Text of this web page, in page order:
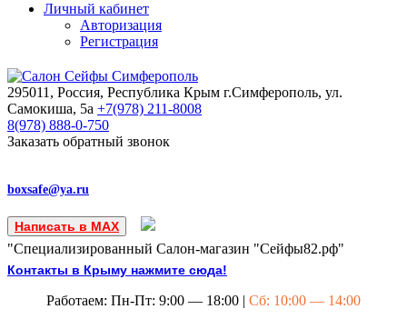
Личный кабинет
Авторизация
Регистрация
295011, Россия, Республика Крым г.Симферополь, ул.
Самокиша, 5а +7(978) 211-8008
8(978) 888-0-750
Заказать обратный звонок
boxsafe@ya.ru
Написать в MAX
"Специализированный Салон-магазин "Сейфы82.рф"
Контакты в Крыму нажмите сюда!
Работаем: Пн-Пт: 9:00 — 18:00 | Сб: 10:00 — 14:00